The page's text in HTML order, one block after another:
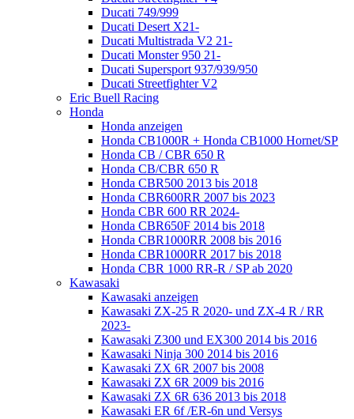
Ducati 749/999
Ducati Desert X21-
Ducati Multistrada V2 21-
Ducati Monster 950 21-
Ducati Supersport 937/939/950
Ducati Streetfighter V2
Eric Buell Racing
Honda
Honda anzeigen
Honda CB1000R + Honda CB1000 Hornet/SP
Honda CB / CBR 650 R
Honda CB/CBR 650 R
Honda CBR500 2013 bis 2018
Honda CBR600RR 2007 bis 2023
Honda CBR 600 RR 2024-
Honda CBR650F 2014 bis 2018
Honda CBR1000RR 2008 bis 2016
Honda CBR1000RR 2017 bis 2018
Honda CBR 1000 RR-R / SP ab 2020
Kawasaki
Kawasaki anzeigen
Kawasaki ZX-25 R 2020- und ZX-4 R / RR
2023-
Kawasaki Z300 und EX300 2014 bis 2016
Kawasaki Ninja 300 2014 bis 2016
Kawasaki ZX 6R 2007 bis 2008
Kawasaki ZX 6R 2009 bis 2016
Kawasaki ZX 6R 636 2013 bis 2018
Kawasaki ER 6f /ER-6n und Versys